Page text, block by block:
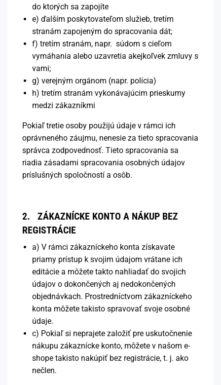
do ktorých sa zapojíte
e) ďalším poskytovateľom služieb, tretím
stranám zapojeným do spracovania dát;
f) tretím stranám, napr. súdom s cieľom
vymáhania alebo uzavretia akejkoľvek zmluvy s
vami;
g) verejným orgánom (napr. polícia)
h) tretím stranám vykonávajúcim prieskumy
medzi zákazníkmi
Pokiaľ tretie osoby použijú údaje v rámci ich
oprávneného záujmu, nenesie za tieto spracovania
správca zodpovednosť. Tieto spracovania sa
riadia zásadami spracovania osobných údajov
príslušných spoločností a osôb.
2. ZÁKAZNÍCKE KONTO A NÁKUP BEZ
REGISTRÁCIE
a) V rámci zákazníckeho konta získavate
priamy prístup k svojim údajom vrátane ich
editácie a môžete takto nahliadať do svojich
údajov o dokončených aj nedokončených
objednávkach. Prostredníctvom zákazníckeho
konta môžete takisto spravovať svoje osobné
údaje.
c) Pokiaľ si neprajete založiť pre uskutočnenie
nákupu zákaznícke konto, môžete v našom e-
shope takisto nakúpiť bez registrácie, t. j. ako
nečlen.